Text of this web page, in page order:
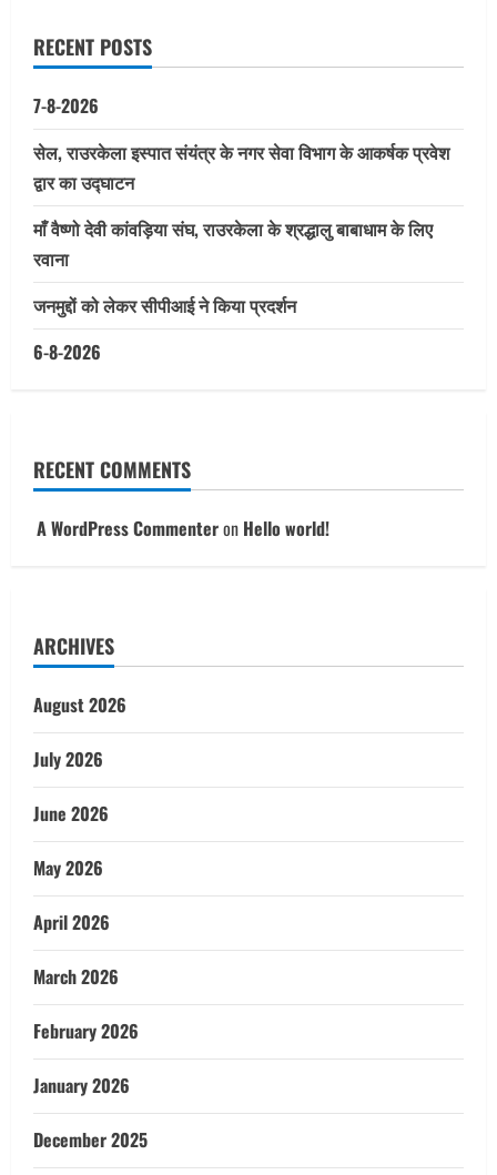
RECENT POSTS
7-8-2026
सेल, राउरकेला इस्पात संयंत्र के नगर सेवा विभाग के आकर्षक प्रवेश
द्वार का उद्घाटन
माँ वैष्णो देवी कांवड़िया संघ, राउरकेला के श्रद्धालु बाबाधाम के लिए
रवाना
जनमुद्दों को लेकर सीपीआई ने किया प्रदर्शन
6-8-2026
RECENT COMMENTS
A WordPress Commenteron Hello world!
ARCHIVES
August 2026
July 2026
June 2026
May 2026
April 2026
March 2026
February 2026
January 2026
December 2025